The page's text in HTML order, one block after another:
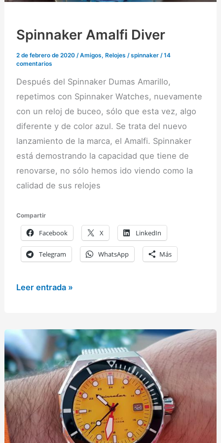
Spinnaker Amalfi Diver
2 de febrero de 2020/Amigos, Relojes /spinnaker /14
comentarios
Después del Spinnaker Dumas Amarillo,
repetimos con Spinnaker Watches, nuevamente
con un reloj de buceo, sólo que esta vez, algo
diferente y de color azul. Se trata del nuevo
lanzamiento de la marca, el Amalfi. Spinnaker
está demostrando la capacidad que tiene de
renovarse, no sólo hemos ido viendo como la
calidad de sus relojes
Compartir
Facebook X LinkedIn
Telegram WhatsApp Más
Spinnaker
Leer entrada »